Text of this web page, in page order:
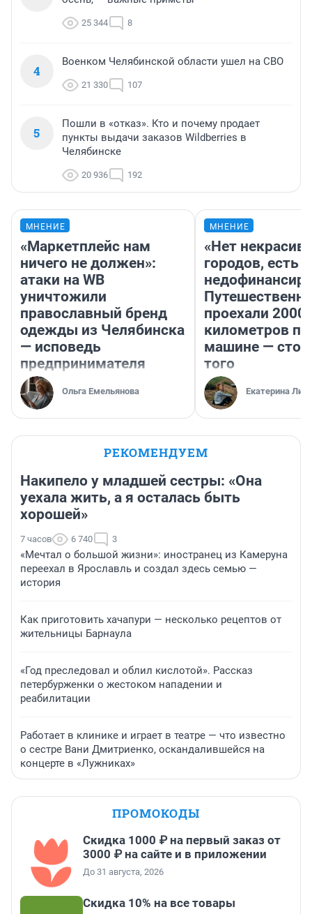
25 344 8
4
Военком Челябинской области ушел на СВО
21 330 107
5
Пошли в «отказ». Кто и почему продает
пункты выдачи заказов Wildberries в
Челябинске
20 936 192
МНЕНИЕ
«Маркетплейс нам
ничего не должен»:
атаки на WB
уничтожили
православный бренд
одежды из Челябинска
— исповедь
предпринимателя
Ольга Емельянова
МНЕНИЕ
«Нет
городов, есть
проехали 2000
километров по
машине —
того
Екатерина
РЕКОМЕНДУЕМ
Накипело у младшей сестры: «Она
уехала жить, а я осталась быть
хорошей»
7 часов 6 740 3
«Мечтал о большой жизни»: иностранец из Камеруна
переехал в Ярославль и создал здесь семью —
история
Как приготовить хачапури — несколько рецептов от
жительницы Барнаула
«Год преследовал и облил кислотой». Рассказ
петербурженки о жестоком нападении и
реабилитации
Работает в клинике и играет в театре — что известно
о сестре Вани Дмитриенко, оскандалившейся на
концерте в «Лужниках»
ПРОМОКОДЫ
Скидка 1000 ₽ на первый заказ от
3000 ₽ на сайте и в приложении
До 31 августа, 2026
Скидка 10% на все товары